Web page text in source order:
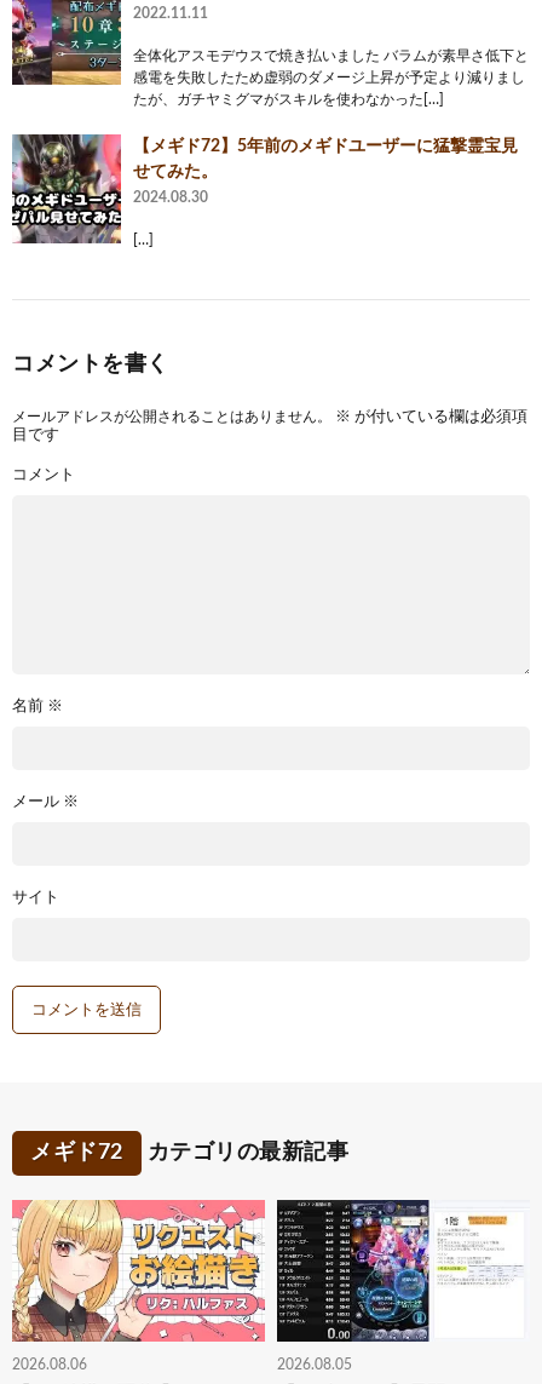
2022.11.11
全体化アスモデウスで焼き払いました バラムが素早さ低下と
感電を失敗したため虚弱のダメージ上昇が予定より減りまし
たが、ガチヤミグマがスキルを使わなかった[…]
‪【メギド72】‬5年前のメギドユーザーに猛撃霊宝見
せてみた。
2024.08.30
[…]
コメントを書く
メールアドレスが公開されることはありません。 ※ が付いている欄は必須項
目です
コメント
名前 ※
メール ※
サイト
メギド72 カテゴリの最新記事
2026.08.06 2026.08.05